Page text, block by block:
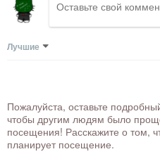
Лучшие
Пожалуйста, оставьте
чтобы другим людям было
посещения! Расскажите о том,
планирует посещение.